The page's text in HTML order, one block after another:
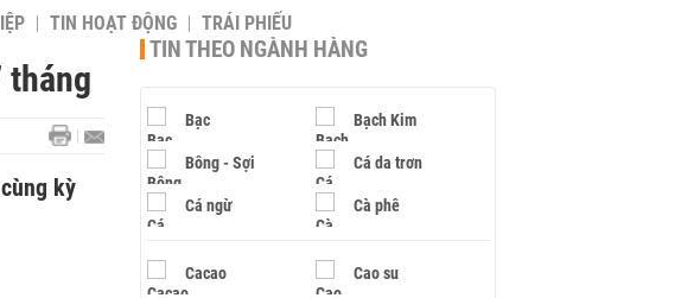
TIN HOẠT ĐỘNG TRÁI PHIẾU
tháng
kỳ
TIN THEO NGÀNH HÀNG
Bạc Bạch Kim
Bông - Sợi Cá da trơn
Cá ngừ Cà phê
Cacao Cao su